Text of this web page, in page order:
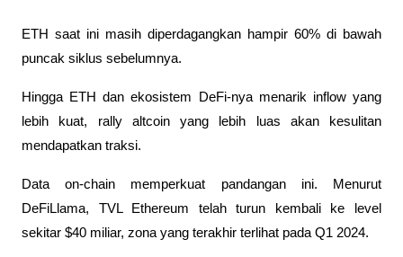
ETH saat ini masih diperdagangkan hampir 60% di bawah
puncak siklus sebelumnya.
Hingga ETH dan ekosistem DeFi-nya menarik inflow yang
lebih kuat, rally altcoin yang lebih luas akan kesulitan
mendapatkan traksi.
Data on-chain memperkuat pandangan ini. Menurut
DeFiLlama, TVL Ethereum telah turun kembali ke level
sekitar $40 miliar, zona yang terakhir terlihat pada Q1 2024.